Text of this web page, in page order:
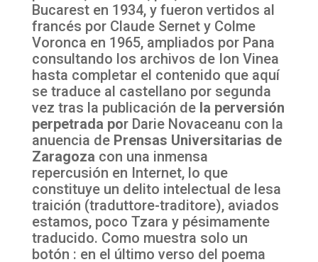
Bucarest en 1934, y fueron vertidos al
francés por Claude Sernet y Colme
Voronca en 1965, ampliados por Pana
consultando los archivos de Ion Vinea
hasta completar el contenido que aquí
se traduce al castellano por segunda
vez tras la publicación de la perversión
perpetrada por Darie Novaceanu con la
anuencia de Prensas Universitarias de
Zaragoza con una inmensa
repercusión en Internet, lo que
constituye un delito intelectual de lesa
traición (traduttore-traditore), aviados
estamos, poco Tzara y pésimamente
traducido. Como muestra solo un
botón : en el último verso del poema